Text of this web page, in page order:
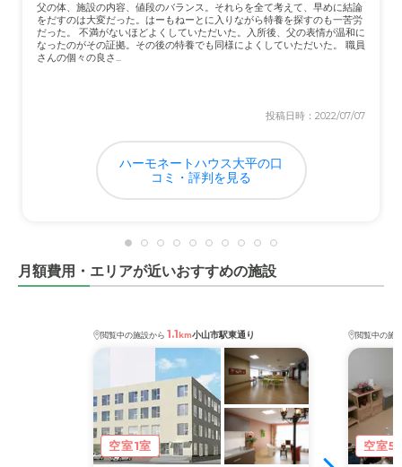
父の体、施設の内容、値段のバランス。それらを全て考えて、早めに結論
をだすのは大変だった。はーもねーとに入りながら特養を探すのも一苦労
だった。 不満がないほどよくしていただいた。入所後、父の表情が温和に
なったのがその証拠。その後の特養でも同様によくしていただいた。 職員
さんの個々の良さ...
投稿日時：2022/07/07
ハーモネートハウス大平の口
コミ・評判を見る
月額費用・エリアが近いおすすめの施設
閲覧中の施設から 1.1km小山市駅東通り
空室1室
閲覧中の施
空室5